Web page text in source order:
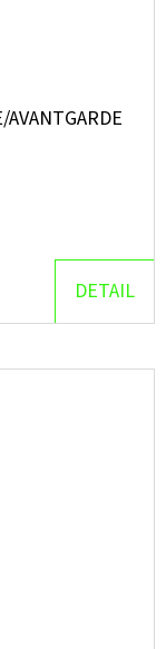
DETAIL